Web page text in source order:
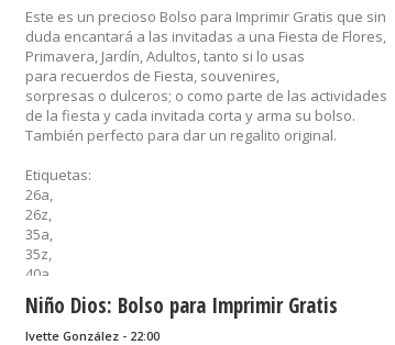
Este es un precioso Bolso para Imprimir Gratis que sin
duda encantará a las invitadas a una Fiesta de Flores,
Primavera, Jardín, Adultos, tanto si lo usas
para recuerdos de Fiesta, souvenires,
sorpresas o dulceros; o como parte de las actividades
de la fiesta y cada invitada corta y arma su bolso.
También perfecto para dar un regalito original.
Etiquetas:
26a,
26z,
35a,
35z,
40a,
40z,
bolso,
cajas para regalo,
Niño Dios: Bolso para Imprimir Gratis
Ivette González - 22:00